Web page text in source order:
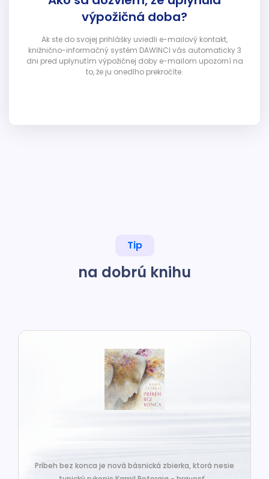
výpožičná doba?
Ak ste do svojej prihlášky uviedli e-mailový kontakt,
knižnično-informačný systém DAWINCI vás automaticky 3
dni pred uplynutím výpožičnej doby e-mailom upozorní na
to, že ju onedlho prekročíte.
Tip
na dobrú knihu
Príbeh bez konca je nová básnická zbierka, ktorá nesie